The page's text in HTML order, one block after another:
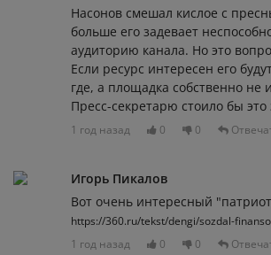
Насонов смешал кислое с
больше его задевает
аудиторию канала. Но это
Если ресурс интересен его
где, а площадка собственно не
Пресс-секретарю стоило бы
1 год назад 0 0
Игорь Пикалов
Вот очень интересный
https://360.ru/tekst/dengi/sozdal-
1 год назад
0 0